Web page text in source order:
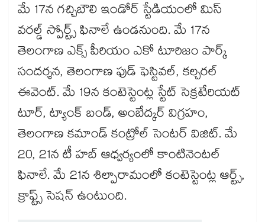
మే 17న గచ్చిబౌలి ఇండోర్ స్టేడియంలో మిస్
వరల్డ్ స్పోర్ట్స్ ఫినాలే ఉండనుంది. మే 17న
తెలంగాణ ఎక్స్ పీరియం ఎకో టూరిజం పార్క్
సందర్శన, తెలంగాణ ఫుడ్ ఫెస్టివల్, కల్చరల్
ఈవెంట్. మే 19న కంటెస్టెంట్ల స్టేట్ సెక్రటేరియట్
టూర్, ట్యాంక్ బండ్, అంబేద్కర్ విగ్రహం,
తెలంగాణ కమాండ్ కంట్రోల్ సెంటర్ విజిట్. మే
20, 21న టీ హబ్ ఆధ్వర్యంలో కాంటినెంటల్
ఫినాలే. మే 21న శిల్పారామంలో కంటెస్టెంట్ల ఆర్ట్స్,
క్రాఫ్ట్స్ సెషన్ ఉంటుంది.